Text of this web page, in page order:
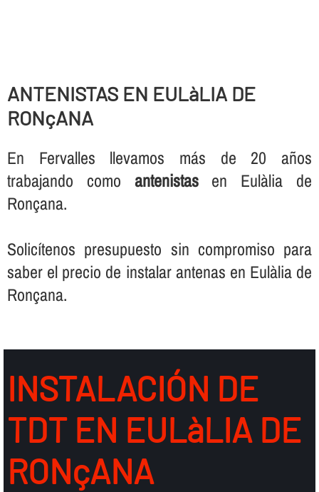
ANTENISTAS EN EULàLIA DE
RONçANA
En Fervalles llevamos más de 20 años
trabajando como antenistasen Eulàlia de
Ronçana.
Solicí­tenos presupuesto sin compromiso para
saber el precio de instalar antenas en Eulàlia de
Ronçana.
INSTALACIÓN DE
TDT EN EULàLIA DE
RONçANA